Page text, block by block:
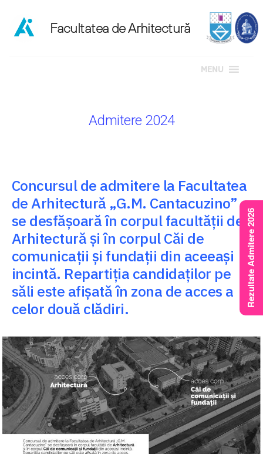
MENU
Admitere 2024
Concursul de admitere la Facultatea
de Arhitectură „G.M. Cantacuzino”
se desfășoară în corpul facultății de
Arhitectură și în corpul Căi de
comunicații și fundații din aceeași
incintă. Repartiția candidaților pe
săli este afișată în zona de acces a
celor două clădiri.
Rezultate Admitere 2026